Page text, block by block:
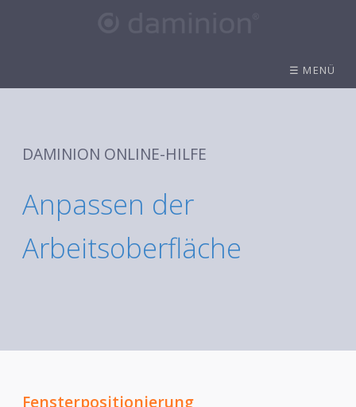
☰ MENÜ
DAMINION ONLINE-HILFE
Anpassen der
Arbeitsoberfläche
Fensterpositionierung